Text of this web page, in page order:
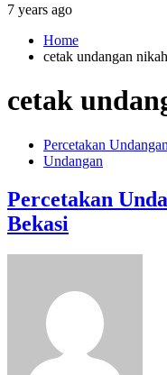
7 years ago
Home
cetak undangan
cetak
Percetakan
Undangan
Percetakan
Bekasi